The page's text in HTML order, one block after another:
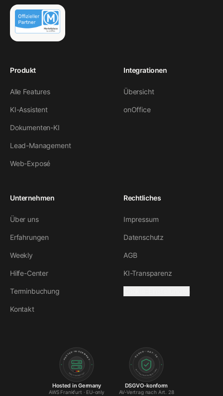
Produkt
Alle Features
KI-Assistent
Dokumenten-KI
Lead-Management
Web-Exposé
Integrationen
Übersicht
onOffice
Unternehmen
Über uns
Erfahrungen
Weekly
Hilfe-Center
Terminbuchung
Kontakt
Rechtliches
Impressum
Datenschutz
AGB
KI-Transparenz
HOSTED IN GERMANY
· AWS FRANKFURT ·
Hosted in Germany
AWS Frankfurt · EU-only
DSGVO · ART. 28
· AUFTRAGSVERARBEITUNG ·
DSGVO-konform
AV-Vertrag nach Art. 28